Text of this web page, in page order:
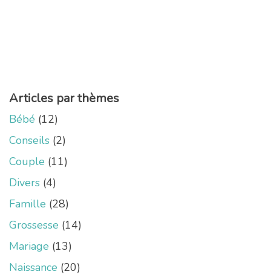
Articles par thèmes
Bébé (12)
Conseils (2)
Couple (11)
Divers (4)
Famille (28)
Grossesse (14)
Mariage (13)
Naissance (20)